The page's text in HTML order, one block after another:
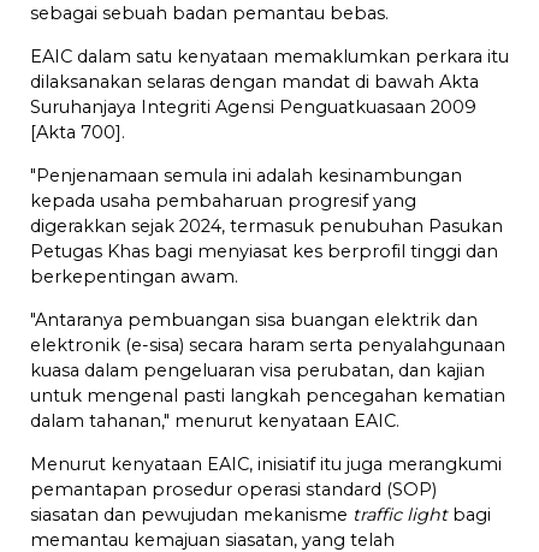
sebagai sebuah badan pemantau bebas.
EAIC dalam satu kenyataan memaklumkan perkara itu
dilaksanakan selaras dengan mandat di bawah Akta
Suruhanjaya Integriti Agensi Penguatkuasaan 2009
[Akta 700].
"Penjenamaan semula ini adalah kesinambungan
kepada usaha pembaharuan progresif yang
digerakkan sejak 2024, termasuk penubuhan Pasukan
Petugas Khas bagi menyiasat kes berprofil tinggi dan
berkepentingan awam.
"Antaranya pembuangan sisa buangan elektrik dan
elektronik (e-sisa) secara haram serta penyalahgunaan
kuasa dalam pengeluaran visa perubatan, dan kajian
untuk mengenal pasti langkah pencegahan kematian
dalam tahanan," menurut kenyataan EAIC.
Menurut kenyataan EAIC, inisiatif itu juga merangkumi
pemantapan prosedur operasi standard (SOP)
siasatan dan pewujudan mekanisme traffic light bagi
memantau kemajuan siasatan, yang telah